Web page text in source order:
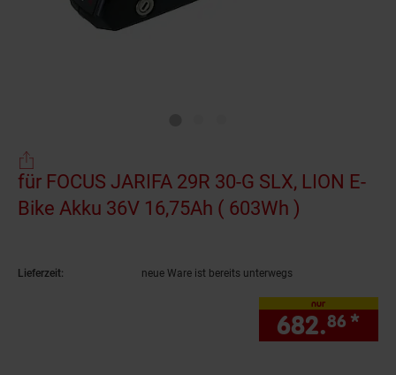
für FOCUS JARIFA 29R 30-G SLX, LION E-
Bike Akku 36V 16,75Ah ( 603Wh )
Lieferzeit: neue Ware ist bereits unterwegs
nur
682.86 *